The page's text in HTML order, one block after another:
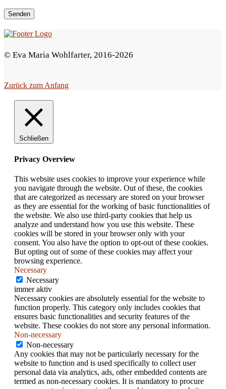
s
e
l
l
© Eva Maria Wohlfarter, 2016-2026
Zurück zum Anfang
Schließen
Privacy Overview
This website uses cookies to improve your experience while
you navigate through the website. Out of these, the cookies
that are categorized as necessary are stored on your browser
as they are essential for the working of basic functionalities of
the website. We also use third-party cookies that help us
analyze and understand how you use this website. These
cookies will be stored in your browser only with your
consent. You also have the option to opt-out of these cookies.
But opting out of some of these cookies may affect your
browsing experience.
Necessary
Necessary
immer aktiv
Necessary cookies are absolutely essential for the website to
function properly. This category only includes cookies that
ensures basic functionalities and security features of the
website. These cookies do not store any personal information.
Non-necessary
Non-necessary
Any cookies that may not be particularly necessary for the
website to function and is used specifically to collect user
personal data via analytics, ads, other embedded contents are
termed as non-necessary cookies. It is mandatory to procure